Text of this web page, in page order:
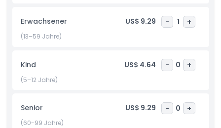
Attraktionen von Kuala Lumpur während der Fahrt. Lehnen
Sie sich zurück, entspannen Sie sich und machen Sie
fantastische Fotos vom Oberdeck, während Sie die
Bukit Bintang einkaufen oder lokale Straßenküche probieren
– diese Tour macht das Erkunden von Kuala Lumpur
unterhaltsam, bequem und stressfrei. Buchen Sie noch
Erwachsener US$ 9.29 - 1 +
(13–59 Jahre)
Kind US$ 4.64 - 0 +
(5–12 Jahre)
Senior US$ 9.29 - 0 +
(60-99 Jahre)